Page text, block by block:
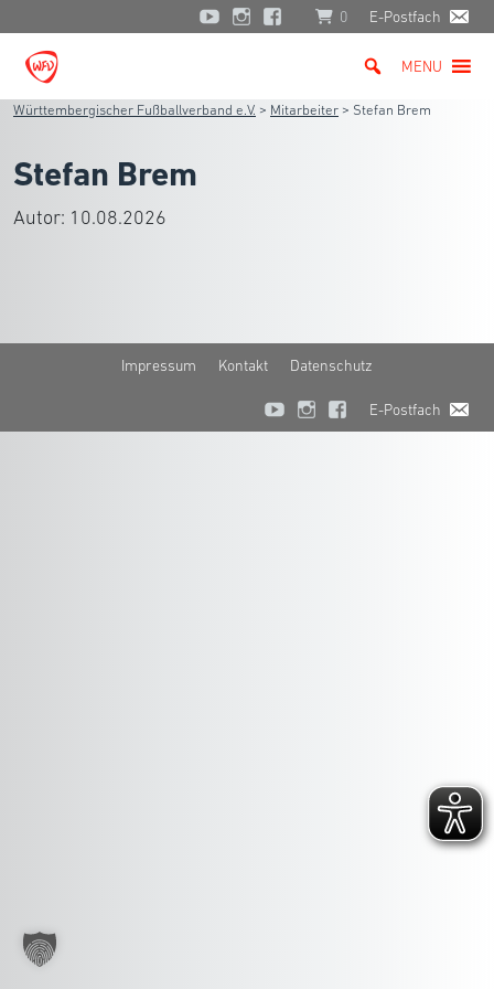
0 E-Postfach
MENU
Württembergischer Fußballverband e.V. > Mitarbeiter > Stefan Brem
Stefan Brem
Autor: 10.08.2026
Impressum Kontakt Datenschutz
E-Postfach